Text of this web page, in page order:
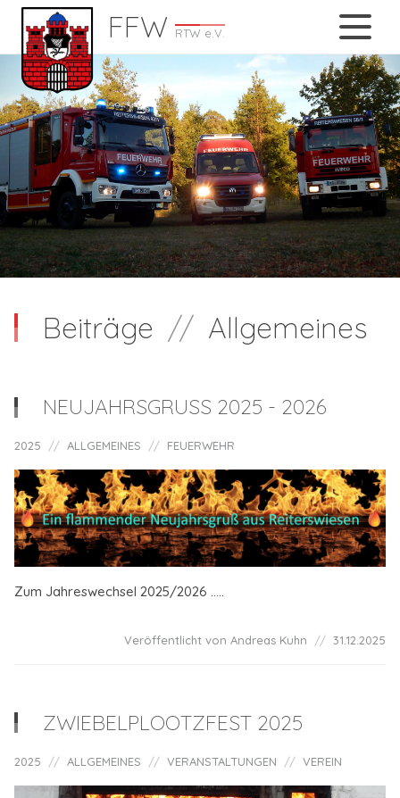
FFW RTW e.V.
Beiträge // Allgemeines
NEUJAHRSGRUSS 2025 - 2026
2025 ALLGEMEINES FEUERWEHR
Zum Jahreswechsel 2025/2026 .....
Veröffentlicht von Andreas Kuhn 31.12.2025
ZWIEBELPLOOTZFEST 2025
2025 ALLGEMEINES VERANSTALTUNGEN VEREIN